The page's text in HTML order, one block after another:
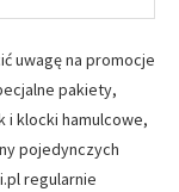
uwagę na promocje
pakiety,
i klocki hamulcowe,
pojedynczych
regularnie